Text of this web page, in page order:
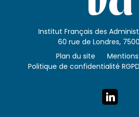
Institut Français des
60 rue de Londres,
Plan du site
Politique de confidentialité RGPD